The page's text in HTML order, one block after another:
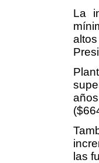
La
las